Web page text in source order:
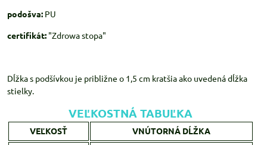
podošva: PU
certifikát: "Zdrowa stopa"
Dĺžka s podšívkou je približne o 1,5 cm kratšia ako uvedená dĺžka
stielky.
VEĽKOSTNÁ TABUĽKA
VEĽKOSŤ
VNÚTORNÁ DĹŽKA